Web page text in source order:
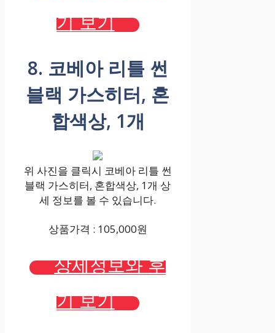
기 보기
8. 코베아 리틀 썬
블랙 가스히터, 혼
합색상, 1개
위 사진을 클릭시 코베아 리틀 썬
블랙 가스히터, 혼합색상, 1개 상
세 정보를 볼 수 있습니다.
상품가격 : 105,000원
상세정보와 후
기 보기